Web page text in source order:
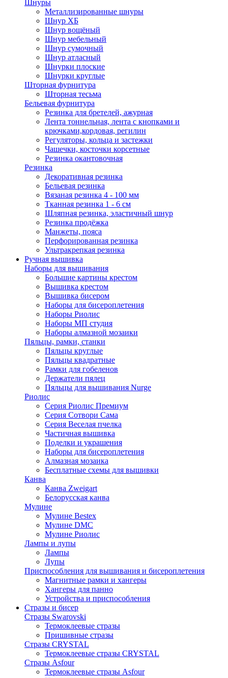
Шнуры
Металлизированные шнуры
Шнур ХБ
Шнур вощёный
Шнур мебельный
Шнур сумочный
Шнур атласный
Шнурки плоские
Шнурки круглые
Шторная фурнитура
Шторная тесьма
Бельевая фурнитура
Резинка для бретелей, ажурная
Лента тоннельная, лента с кнопками и
крючками,кордовая, регилин
Регуляторы, кольца и застежки
Чашечки, косточки корсетные
Резинка окантовочная
Резинка
Декоративная резинка
Бельевая резинка
Вязаная резинка 4 - 100 мм
Тканная резинка 1 - 6 см
Шляпная резинка, эластичный шнур
Резинка продёжка
Манжеты, пояса
Перфорированная резинка
Ультракрепкая резинка
Ручная вышивка
Наборы для вышивания
Большие картины крестом
Вышивка крестом
Вышивка бисером
Наборы для бисероплетения
Наборы Риолис
Наборы МП студия
Наборы алмазной мозаики
Пяльцы, рамки, станки
Пяльцы круглые
Пяльцы квадратные
Рамки для гобеленов
Держатели пялец
Пяльцы для вышивания Nurge
Риолис
Серия Риолис Премиум
Серия Сотвори Сама
Серия Веселая пчелка
Частичная вышивка
Поделки и украшения
Наборы для бисероплетения
Алмазная мозаика
Бесплатные схемы для вышивки
Канва
Канва Zweigart
Белорусская канва
Мулине
Мулине Bestex
Мулине DMC
Мулине Риолис
Лампы и лупы
Лампы
Лупы
Приспособления для вышивания и бисероплетения
Магнитные рамки и хангеры
Хангеры для панно
Устройства и приспособления
Стразы и бисер
Стразы Swarovski
Термоклеевые стразы
Пришивные стразы
Стразы CRYSTAL
Термоклеевые стразы CRYSTAL
Стразы Asfour
Термоклеевые стразы Asfour